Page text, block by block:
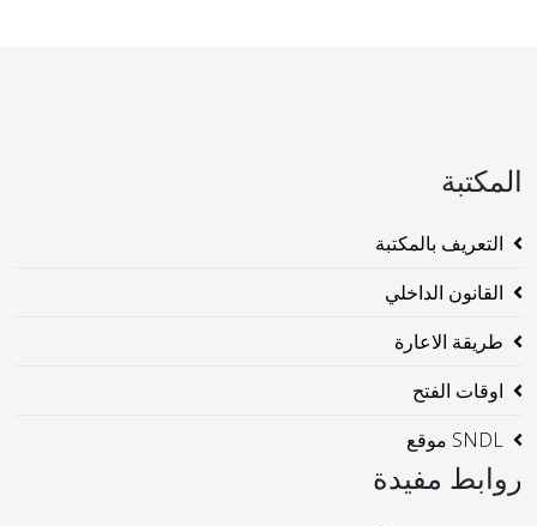
المكتبة
التعريف بالمكتبة
القانون الداخلي
طريقة الاعارة
اوقات الفتح
SNDL موقع
روابط مفيدة